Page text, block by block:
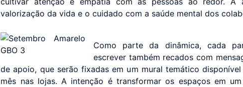
valorização da vida e o cuidado com a saúde mental dos
Como parte da dinâmica, cada
escrever também recados com
de apoio, que serão fixadas em um mural temático
mês nas lojas. A intenção é transformar os espaços em